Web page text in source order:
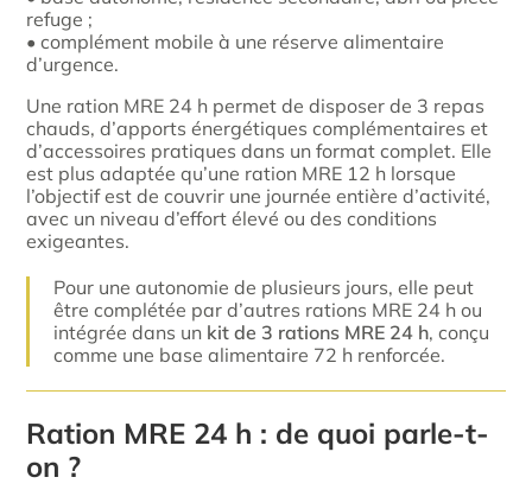
refuge ;
• complément mobile à une réserve alimentaire
d’urgence.
Une ration MRE 24 h permet de disposer de 3 repas
chauds, d’apports énergétiques complémentaires et
d’accessoires pratiques dans un format complet. Elle
est plus adaptée qu’une ration MRE 12 h lorsque
l’objectif est de couvrir une journée entière d’activité,
avec un niveau d’effort élevé ou des conditions
exigeantes.
Pour une autonomie de plusieurs jours, elle peut
être complétée par d’autres rations MRE 24 h ou
intégrée dans un kit de 3 rations MRE 24 h, conçu
comme une base alimentaire 72 h renforcée.
Ration MRE 24 h : de quoi parle-t-
on ?